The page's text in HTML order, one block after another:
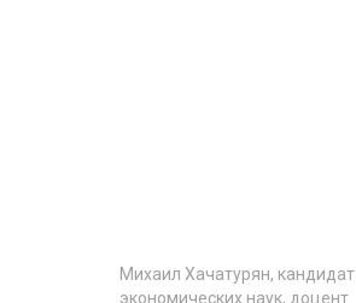
Михаил Хачатурян, кандидат
экономических наук, доцент